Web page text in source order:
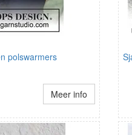
polswarmers
Meer info